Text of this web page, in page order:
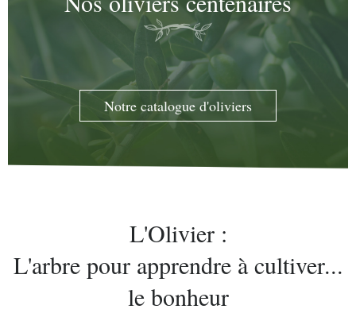
Notre catalogue d'oliviers
L'Olivier :
L'arbre pour apprendre à cultiver...
le bonheur